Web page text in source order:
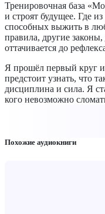
Тренировочная база
и строят будущее. Где
способных выжить в
правила, другие
оттачивается до
Я прошёл первый круг и
предстоит узнать, что
дисциплина и сила. Я
кого невозможно
Похожие аудиокниги